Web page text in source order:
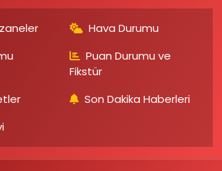
Hava Durumu
Puan Durumu ve
Fikstür
Son Dakika Haberleri